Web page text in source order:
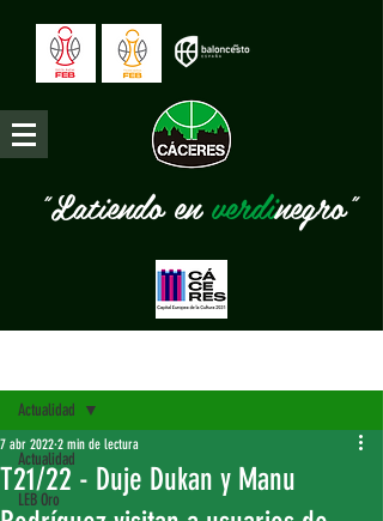
"Latiendo enverdinegro"
Actualidad
LEB Oro
Actualidad
T21/22 - Duje Dukan y Manu
7 abr 2022 2 min de lectura